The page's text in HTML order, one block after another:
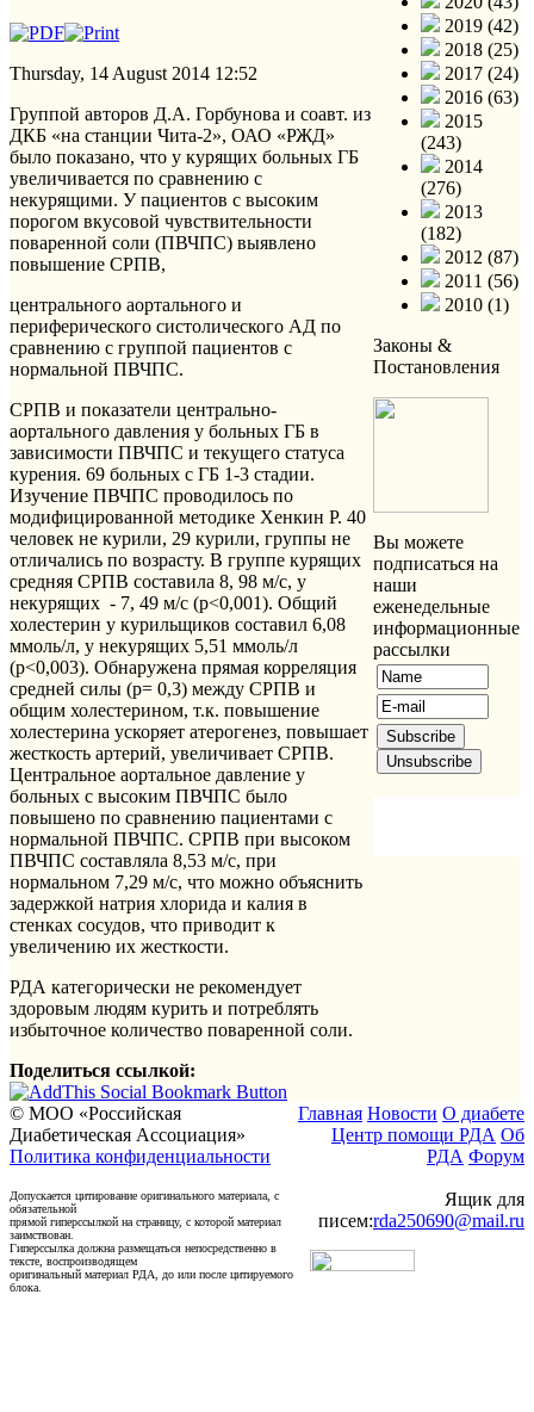
Thursday, 14 August 2014 12:52
Группой авторов Д.А. Горбунова и соавт. из
ДКБ «на станции Чита-2», ОАО «РЖД»
было показано, что у курящих больных ГБ
увеличивается по сравнению с
некурящими. У пациентов с высоким
порогом вкусовой чувствительности
поваренной соли (ПВЧПС) выявлено
повышение СРПВ,
центрального аортального и
периферического систолического АД по
сравнению с группой пациентов с
нормальной ПВЧПС.
СРПВ и показатели центрально-
аортального давления у больных ГБ в
зависимости ПВЧПС и текущего статуса
курения. 69 больных с ГБ 1-3 стадии.
Изучение ПВЧПС проводилось по
модифицированной методике Хенкин Р. 40
человек не курили, 29 курили, группы не
отличались по возрасту. В группе курящих
средняя СРПВ составила 8, 98 м/с, у
некурящих - 7, 49 м/с (р<0,001). Общий
холестерин у курильщиков составил 6,08
ммоль/л, у некурящих 5,51 ммоль/л
(р<0,003). Обнаружена прямая корреляция
средней силы (р= 0,3) между СРПВ и
общим холестерином, т.к. повышение
холестерина ускоряет атерогенез, повышает
жесткость артерий, увеличивает СРПВ.
Центральное аортальное давление у
больных с высоким ПВЧПС было
повышено по сравнению пациентами с
нормальной ПВЧПС. СРПВ при высоком
ПВЧПС составляла 8,53 м/с, при
нормальном 7,29 м/с, что можно объяснить
задержкой натрия хлорида и калия в
стенках сосудов, что приводит к
увеличению их жесткости.
РДА категорически не рекомендует
здоровым людям курить и потреблять
избыточное количество поваренной соли.
Поделиться ссылкой:
2019 (42)
2018 (25)
2017 (24)
2016 (63)
2015
(243)
2014
(276)
2013
(182)
2012 (87)
2011 (56)
2010 (1)
Законы &
Постановления
Вы можете
подписаться на
наши
еженедельные
информационные
рассылки
© МОО «Российская
Диабетическая Ассоциация»
Политика конфиденциальности
Допускается цитирование оригинального материала, с
обязательной
прямой гиперссылкой на страницу, с которой материал
заимствован.
Гиперссылка должна размещаться непосредственно в
тексте, воспроизводящем
оригинальный материал РДА, до или после цитируемого
блока.
Главная Новости О диабете
Центр помощи РДА Об
РДА Форум
Ящик для
писем:rda250690@mail.ru